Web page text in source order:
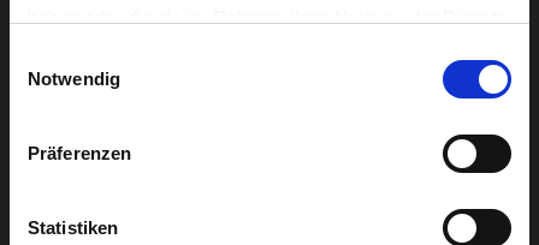
Notwendig
Präferenzen
Statistiken
Der französischste aller israelischen Virtuosen ist ein
Markenzeichen gemacht hat.
Besetzung: